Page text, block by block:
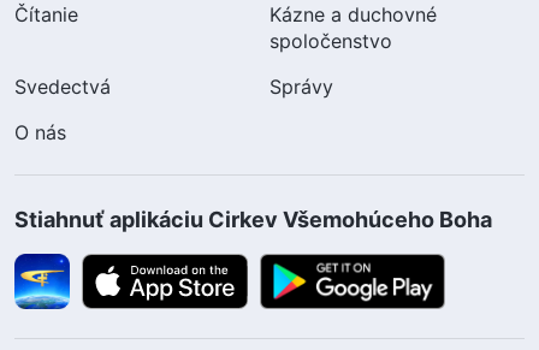
Čítanie
Kázne a duchovné
spoločenstvo
Svedectvá
Správy
O nás
Stiahnuť aplikáciu Cirkev Všemohúceho Boha